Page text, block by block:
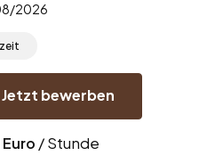
2026
Jetzt bewerben
Euro / Stunde